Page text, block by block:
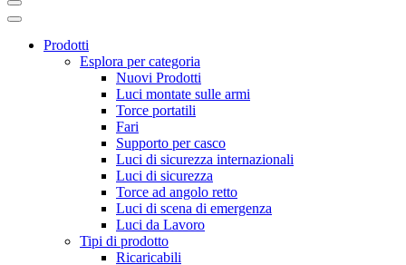
Prodotti
Esplora per categoria
Nuovi Prodotti
Luci montate sulle armi
Torce portatili
Fari
Supporto per casco
Luci di sicurezza internazionali
Luci di sicurezza
Torce ad angolo retto
Luci di scena di emergenza
Luci da Lavoro
Tipi di prodotto
Ricaricabili